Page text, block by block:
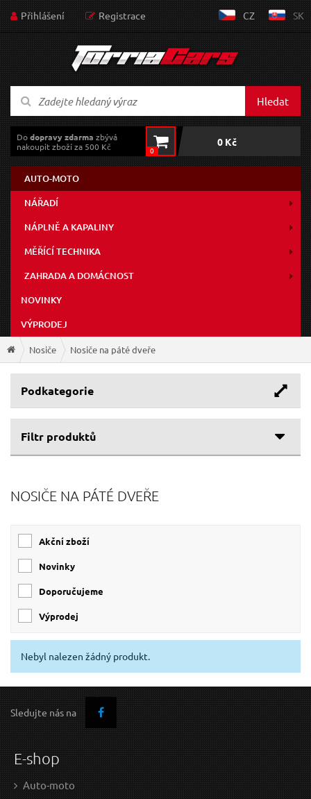
Přihlášení Registrace CZ SK
Hledat
Dodopravy zdarma zbývá
nakoupit zboží za 500 Kč
0
0 Kč
AUTO-MOTO
NÁŘADÍ
NÁPLNĚ A KAPALINY
MĚŘÍCÍ TECHNIKA
ZAHRADA A DOMÁCNOST
NOVINKY
VÝPRODEJ
Nosiče Nosiče na páté dveře
Podkategorie
Filtr produktů
NOSIČE NA PÁTÉ DVEŘE
Akční zboží
Novinky
Doporučujeme
Výprodej
Nebyl nalezen žádný produkt.
Sledujte nás na
E-shop
Auto-moto